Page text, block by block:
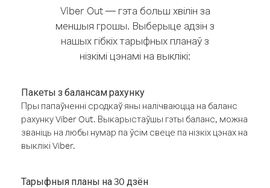
Viber Out — гэта больш хвілін за
меншыя грошы. Выберыце адзін з
нашых гібкіх тарыфных планаў з
нізкімі цэнамі на выклікі:
Пакеты з балансам рахунку
Пры папаўненні сродкаў яны налічваюцца на баланс
рахунку Viber Out. Выкарыстаўшы гэты баланс, можна
званіць на любы нумар па ўсім свеце па нізкіх цэнах на
выклікі Viber.
Тарыфныя планы на 30 дзён